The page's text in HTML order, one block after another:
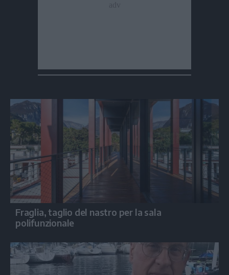
Fraglia, taglio del nastro per la sala
polifunzionale